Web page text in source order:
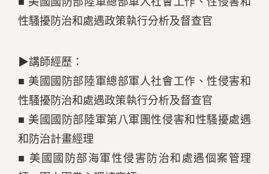
性騷擾防治和處遇政策執行分析及督查官
▶講師經歷：
■ 美國國防部陸軍總部軍人社會工作、性侵害和
性騷擾防治和處遇政策執行分析及督查官
■ 美國國防部陸軍第八軍團性侵害和性騷擾處遇
和防治計畫經理
■ 美國國防部海軍性侵害防治和處遇個案管理